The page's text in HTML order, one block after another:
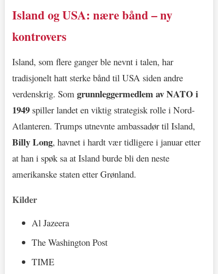
Island og USA: nære bånd – ny
kontrovers
Island, som flere ganger ble nevnt i talen, har
tradisjonelt hatt sterke bånd til USA siden andre
verdenskrig. Som grunnleggermedlem av NATO i
1949 spiller landet en viktig strategisk rolle i Nord-
Atlanteren. Trumps utnevnte ambassadør til Island,
Billy Long, havnet i hardt vær tidligere i januar etter
at han i spøk sa at Island burde bli den neste
amerikanske staten etter Grønland.
Kilder
Al Jazeera
The Washington Post
TIME